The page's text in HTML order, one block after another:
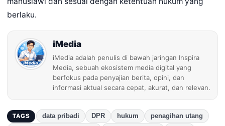
berlaku.
iMedia
iMedia adalah penulis di bawah jaringan Inspira
Media, sebuah ekosistem media digital yang
berfokus pada penyajian berita, opini, dan
informasi aktual secara cepat, akurat, dan relevan.
TAGS data pribadi DPR hukum
penagihan utang